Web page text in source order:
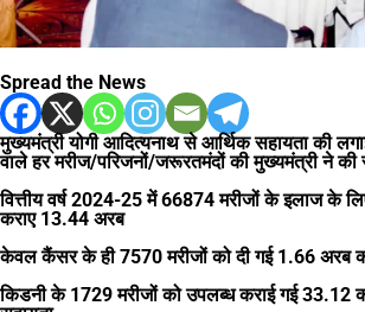
Spread the News
मुख्यमंत्री योगी आदित्यनाथ से आर्थिक सहायता की
वाले हर मरीज/परिजनों/जरूरतमंदों की मुख्यमंत्री ने की
वित्तीय वर्ष 2024-25 में 66874 मरीजों के इलाज के
कराए 13.44 अरब
केवल कैंसर के ही 7570 मरीजों को दी गई 1.66 अरब
किडनी के 1729 मरीजों को उपलब्ध कराई गई 33.12